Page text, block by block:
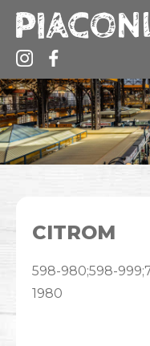
CITROM
598-980;598-
1980